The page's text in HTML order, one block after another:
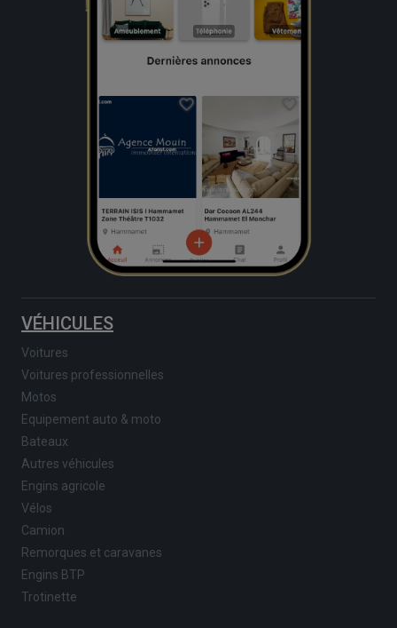
VÉHICULES
Voitures
Voitures professionnelles
Motos
Equipement auto & moto
Bateaux
Autres véhicules
Engins agricole
Vélos
Camion
Remorques et caravanes
Engins BTP
Trotinette